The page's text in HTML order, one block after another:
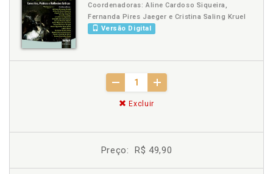
Coordenadoras: Aline Cardoso Siqueira,
Fernanda Pires Jaeger e Cristina Saling Kruel
Versão Digital
Excluir
Preço: R$ 49,90